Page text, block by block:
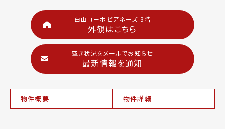
白山コーポビアネーズ 3階
外観はこちら
空き状況をメールでお知らせ
最新情報を通知
物件概要 物件詳細